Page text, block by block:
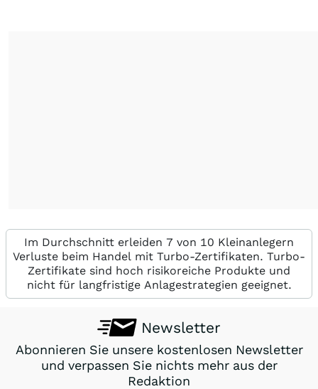
Im Durchschnitt erleiden 7 von 10 Kleinanlegern
Verluste beim Handel mit Turbo-Zertifikaten. Turbo-
Zertifikate sind hoch risikoreiche Produkte und
nicht für langfristige Anlagestrategien geeignet.
Newsletter
Abonnieren Sie unsere kostenlosen Newsletter
und verpassen Sie nichts mehr aus der
Redaktion